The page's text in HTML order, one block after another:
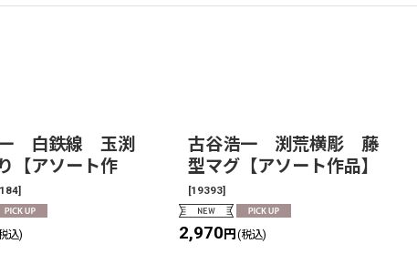
白鉄線 玉渕
【アソート作
]
込)
古谷浩一 渕荒横彫 藤
型マグ【アソート作品】
[19393]
2,970円 (税込)